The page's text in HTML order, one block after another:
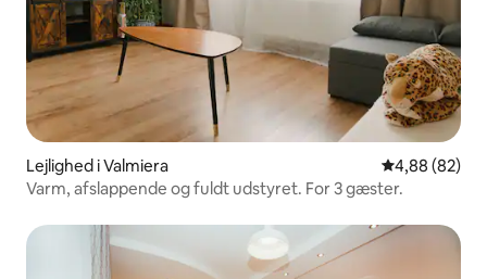
Lejlighed i Valmiera 4,88 ud af 5 i
4,88 (82)
Varm, afslappende og fuldt udstyret. For 3 gæster.